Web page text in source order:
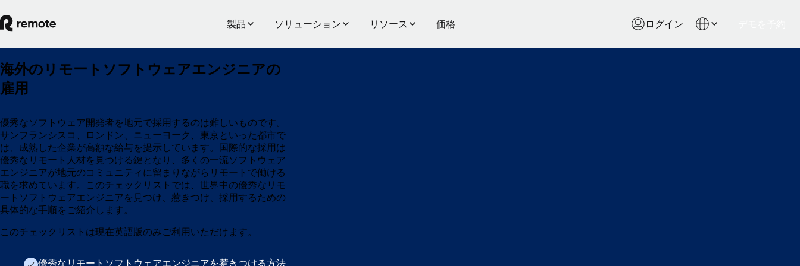
製品 ソリューション リソース 価格 ログイン
海外のリモートソフトウェアエンジニアの
雇用
優秀なソフトウェア開発者を地元で採用するのは難しいものです。
サンフランシスコ、ロンドン、ニューヨーク、東京といった都市で
は、成熟した企業が高額な給与を提示しています。国際的な採用は
優秀なリモート人材を見つける鍵となり、多くの一流ソフトウェア
エンジニアが地元のコミュニティに留まりながらリモートで働ける
職を求めています。このチェックリストでは、世界中の優秀なリモ
ートソフトウェアエンジニアを見つけ、惹きつけ、採用するための
具体的な手順をご紹介します。
このチェックリストは現在英語版のみご利用いただけます。
優秀なリモートソフトウェアエンジニアを惹きつける方法